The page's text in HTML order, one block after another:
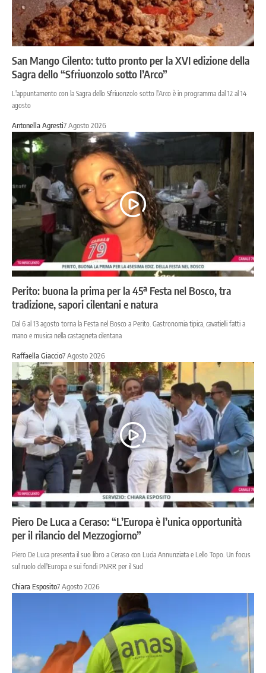
San Mango Cilento: tutto pronto per la XVI edizione della
Sagra dello “Sfriuonzolo sotto l’Arco”
L'appuntamento con la Sagra dello Sfriuonzolo sotto l'Arco è in programma dal 12 al 14
agosto
Antonella Agresti7 Agosto 2026
Perito: buona la prima per la 45ª Festa nel Bosco, tra
tradizione, sapori cilentani e natura
Dal 6 al 13 agosto torna la Festa nel Bosco a Perito. Gastronomia tipica, cavatielli fatti a
mano e musica nella castagneta cilentana
Raffaella Giaccio7 Agosto 2026
Piero De Luca a Ceraso: “L’Europa è l’unica opportunità
per il rilancio del Mezzogiorno”
Piero De Luca presenta il suo libro a Ceraso con Lucia Annunziata e Lello Topo. Un focus
sul ruolo dell'Europa e sui fondi PNRR per il Sud
Chiara Esposito7 Agosto 2026